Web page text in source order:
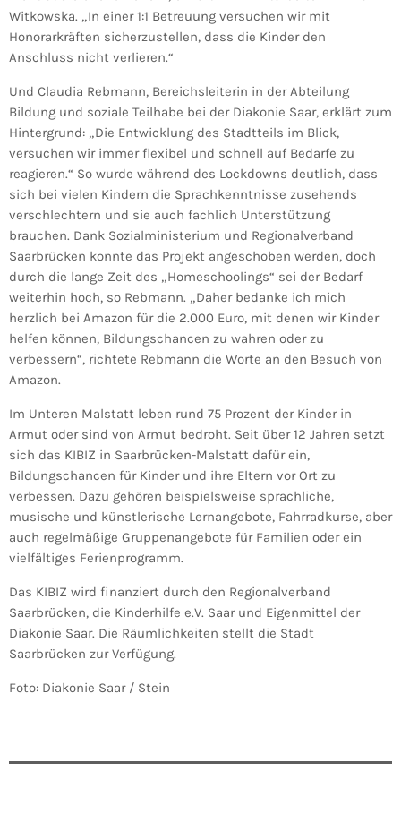
Witkowska. „In einer 1:1 Betreuung versuchen wir mit
Honorarkräften sicherzustellen, dass die Kinder den
Anschluss nicht verlieren.“
Und Claudia Rebmann, Bereichsleiterin in der Abteilung
Bildung und soziale Teilhabe bei der Diakonie Saar, erklärt zum
Hintergrund: „Die Entwicklung des Stadtteils im Blick,
versuchen wir immer flexibel und schnell auf Bedarfe zu
reagieren.“ So wurde während des Lockdowns deutlich, dass
sich bei vielen Kindern die Sprachkenntnisse zusehends
verschlechtern und sie auch fachlich Unterstützung
brauchen. Dank Sozialministerium und Regionalverband
Saarbrücken konnte das Projekt angeschoben werden, doch
durch die lange Zeit des „Homeschoolings“ sei der Bedarf
weiterhin hoch, so Rebmann. „Daher bedanke ich mich
herzlich bei Amazon für die 2.000 Euro, mit denen wir Kinder
helfen können, Bildungschancen zu wahren oder zu
verbessern“, richtete Rebmann die Worte an den Besuch von
Amazon.
Im Unteren Malstatt leben rund 75 Prozent der Kinder in
Armut oder sind von Armut bedroht. Seit über 12 Jahren setzt
sich das KIBIZ in Saarbrücken-Malstatt dafür ein,
Bildungschancen für Kinder und ihre Eltern vor Ort zu
verbessen. Dazu gehören beispielsweise sprachliche,
musische und künstlerische Lernangebote, Fahrradkurse, aber
auch regelmäßige Gruppenangebote für Familien oder ein
vielfältiges Ferienprogramm.
Das KIBIZ wird finanziert durch den Regionalverband
Saarbrücken, die Kinderhilfe e.V. Saar und Eigenmittel der
Diakonie Saar. Die Räumlichkeiten stellt die Stadt
Saarbrücken zur Verfügung.
Foto: Diakonie Saar / Stein